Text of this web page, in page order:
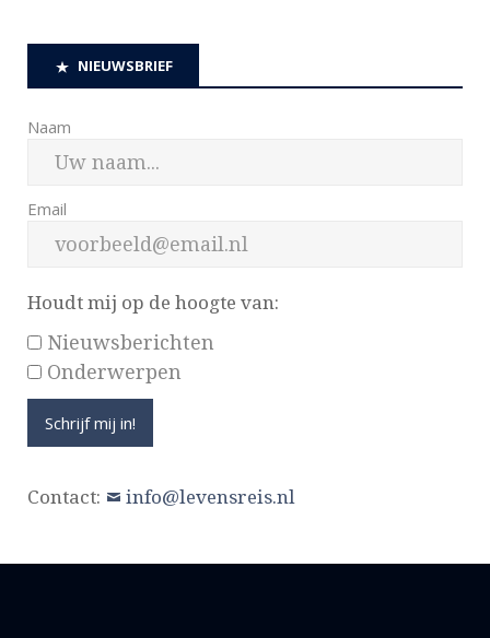
NIEUWSBRIEF
Naam
Email
Houdt mij op de hoogte van:
Nieuwsberichten
Onderwerpen
Contact: info@levensreis.nl